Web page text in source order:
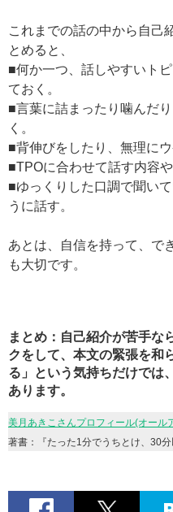
これまでの話の中から自己
とめると、
■何か一つ、話しやすいト
ておく。
■言葉に詰まったり噛んだ
く。
■背伸びをしたり、無理に
■TPOに合わせて話す内容や
■ゆっくりした口調で聞い
うに話す。
あとは、自信を持って、で
も大切です。
まとめ：自己紹介が苦手な
クをして、本文の緊張を和
る」という気持ちだけでは
あります。
美月あきこさんプロフィール(オール
著書：『たった1分でうちとけ、30分